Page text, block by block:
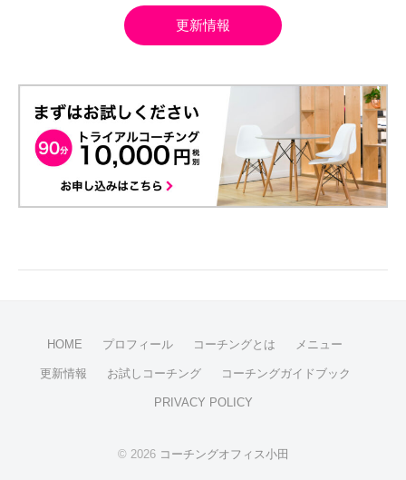
更新情報
HOME プロフィール コーチングとは メニュー
更新情報 お試しコーチング コーチングガイドブック
PRIVACY POLICY
© 2026 コーチングオフィス小田